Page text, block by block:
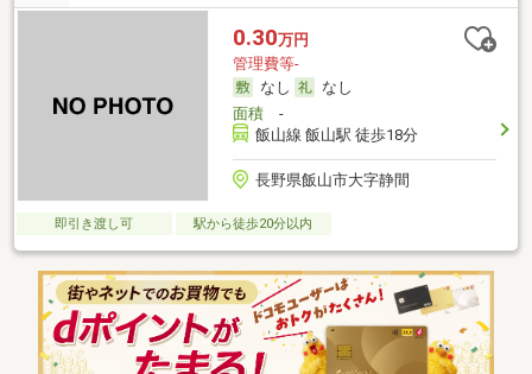
0.30万円
管理費等-
なし
なし
面積-
飯山線 飯山駅 徒歩18分
長野県飯山市大字静間
即引き渡し可 駅から徒歩20分以内